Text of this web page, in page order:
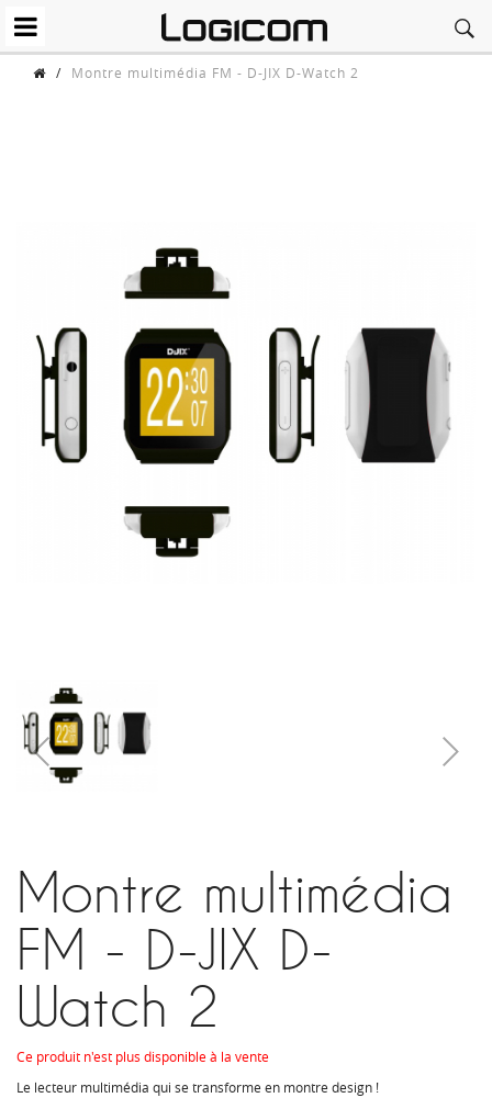
/ Montre multimédia FM - D-JIX D-Watch 2
Montre multimédia
FM - D-JIX D-
Watch 2
Ce produit n'est plus disponible à la vente
Le lecteur multimédia qui se transforme en montre design !